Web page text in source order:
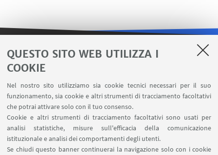
QUESTO SITO WEB UTILIZZA I
COOKIE
Nel nostro sito utilizziamo sia cookie tecnici necessari per il suo
funzionamento, sia cookie e altri strumenti di tracciamento facoltativi
che potrai attivare solo con il tuo consenso.
Cookie e altri strumenti di tracciamento facoltativi sono usati per
analisi statistiche, misure sull'efficacia della comunicazione
istituzionale e analisi dei comportamenti degli utenti.
Se chiudi questo banner continuerai la navigazione solo con i cookie
LINK UTILI
Area riservata
Carta dei servizi
SEGUI IL DIPARTIMENTO SU: